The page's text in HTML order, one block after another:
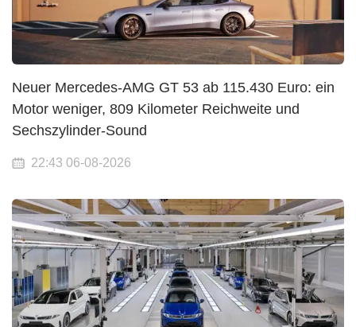
Neuer Mercedes-AMG GT 53 ab 115.430 Euro: ein
Motor weniger, 809 Kilometer Reichweite und
Sechszylinder-Sound
22:43 06-08-2026